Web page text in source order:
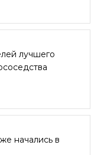
лучшего
начались в